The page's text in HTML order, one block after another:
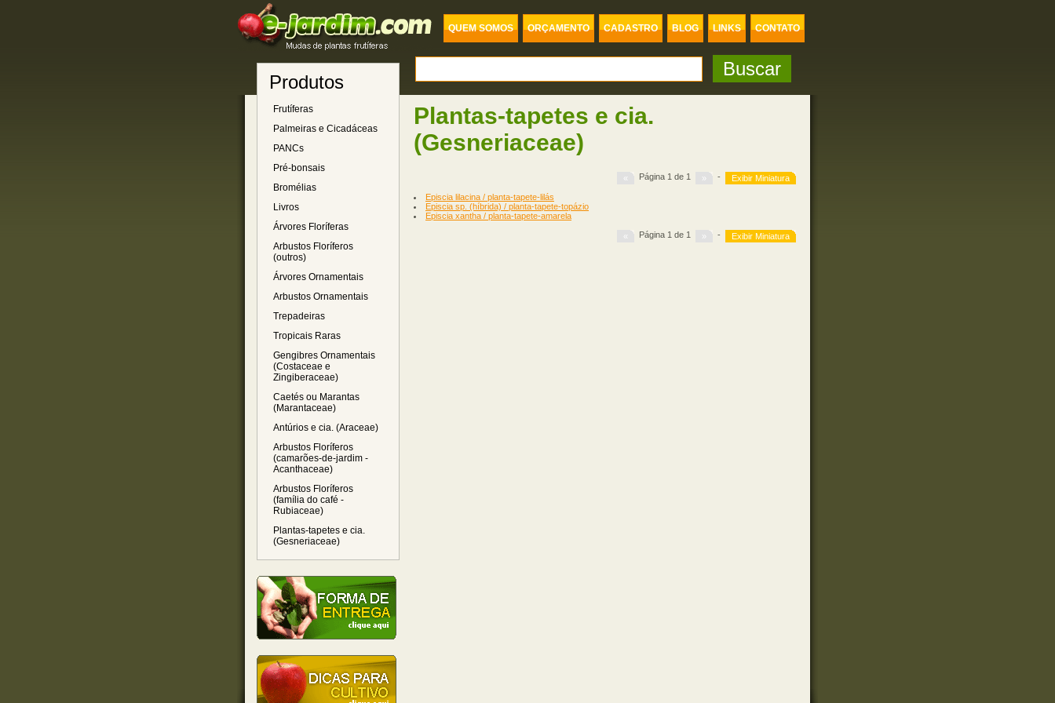
QUEM SOMOS ORÇAMENTO CADASTRO BLOG LINKS CONTATO
Produtos
Frutíferas
Palmeiras e Cicadáceas
PANCs
Pré-bonsais
Bromélias
Livros
Árvores Floríferas
Arbustos Floríferos
(outros)
Árvores Ornamentais
Arbustos Ornamentais
Trepadeiras
Tropicais Raras
Gengibres Ornamentais
(Costaceae e
Zingiberaceae)
Caetés ou Marantas
(Marantaceae)
Antúrios e cia. (Araceae)
Arbustos Floríferos
(camarões-de-jardim -
Acanthaceae)
Arbustos Floríferos
(família do café -
Rubiaceae)
Plantas-tapetes e cia.
(Gesneriaceae)
Plantas-tapetes e cia.
(Gesneriaceae)
Exibir Miniatura
-
»
Página 1 de 1
«
Episcia lilacina / planta-tapete-lilás
Episcia sp. (híbrida) / planta-tapete-topázio
Episcia xantha / planta-tapete-amarela
Exibir Miniatura
-
»
Página 1 de 1
«